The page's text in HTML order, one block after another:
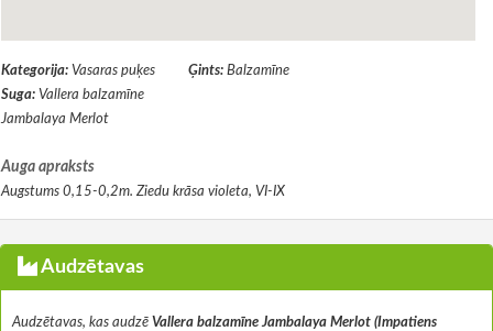
Kategorija: Vasaras puķes Ģints: Balzamīne
Suga: Vallera balzamīne
Jambalaya Merlot
Auga apraksts
Augstums 0,15-0,2m. Ziedu krāsa violeta, VI-IX
Audzētavas
Audzētavas, kas audzē Vallera balzamīne Jambalaya Merlot (Impatiens